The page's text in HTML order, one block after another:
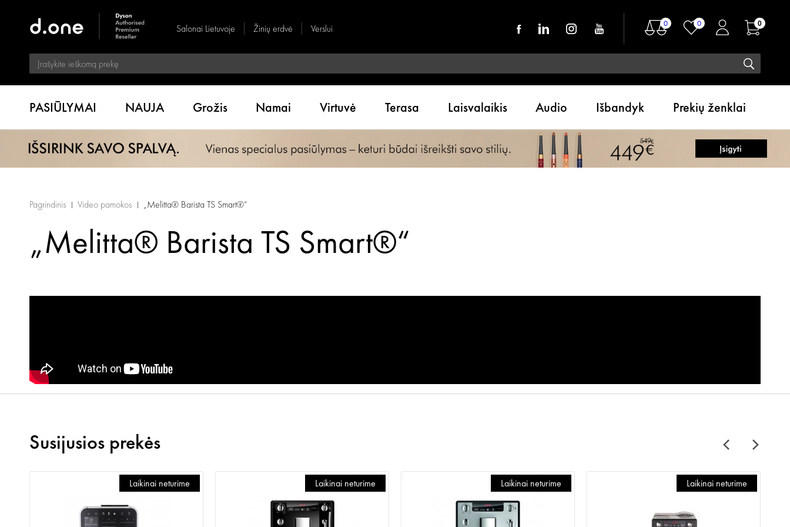
Salonai Lietuvoje Žinių erdvė Verslui 0 0 0
PASIŪLYMAI NAUJA Grožis Namai Virtuvė Terasa Laisvalaikis Audio Išbandyk Prekių ženklai
Pagrindinis Video pamokos „Melitta® Barista TS Smart®“
„Melitta® Barista TS Smart®“
Susijusios prekės
Laikinai neturime Laikinai neturime Laikinai neturime Laikinai neturime